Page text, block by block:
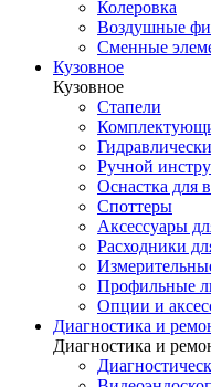
Колеровка
Воздушные
Сменные
Кузовное
Кузовное
Стапели
Ручной
Оснастка для
Споттеры
Аксессуары
Расходники
Профильные
Опции и
Диагностика и
Диагностика и